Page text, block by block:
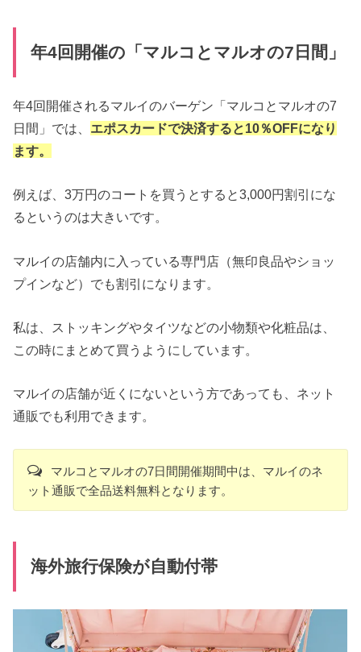
年4回開催の「マルコとマルオの7日間」
年4回開催されるマルイのバーゲン「マルコとマルオの7
日間」では、 エポスカードで決済すると10％OFFになり
ます。
例えば、3万円のコートを買うとすると3,000円割引にな
るというのは大きいです。
マルイの店舗内に入っている専門店（無印良品やショッ
プインなど）でも割引になります。
私は、ストッキングやタイツなどの小物類や化粧品は、
この時にまとめて買うようにしています。
マルイの店舗が近くにないという方であっても、ネット
通販でも利用できます。
マルコとマルオの7日間開催期間中は、マルイのネ
ット通販で全品送料無料となります。
海外旅行保険が自動付帯